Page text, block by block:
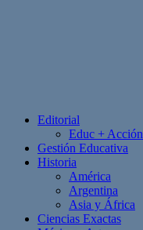
Editorial
Educ + Acción
Gestión Educativa
Historia
América
Argentina
Asia y África
Ciencias Exactas